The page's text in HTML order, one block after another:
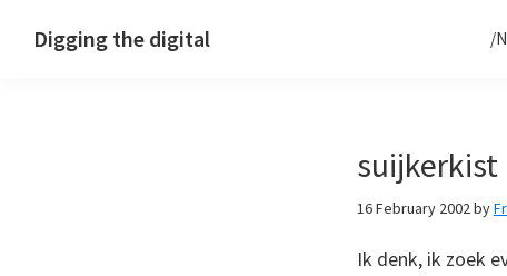
Digging the digital /
suijkerkist
16 February 2002by
Ik denk, ik zoek